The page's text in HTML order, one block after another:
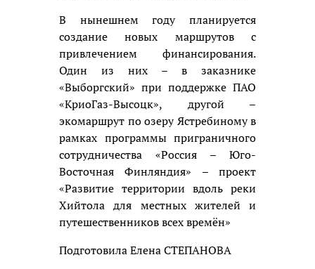
В нынешнем году планируется
создание новых маршрутов с
привлечением финансирования.
Один из них – в заказнике
«Выборгский» при поддержке ПАО
«КриоГаз-Высоцк», другой –
экомаршрут по озеру Ястребиному в
рамках программы приграничного
сотрудничества «Россия – Юго-
Восточная Финляндия» – проект
«Развитие территории вдоль реки
Хийтола для местных жителей и
путешественников всех времён»
Подготовила Елена СТЕПАНОВА